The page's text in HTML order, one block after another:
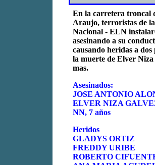
En la carretera troncal
Araujo, terroristas de
Nacional - ELN
asesinando a su
causando heridas a
la muerte de Elver Niza
mas.
Asesinados:
JOSE ANTONIO
ELVER NIZA
NN, 7 años
Heridos
GLADYS ORTIZ
FREDDY URIBE
ROBERTO